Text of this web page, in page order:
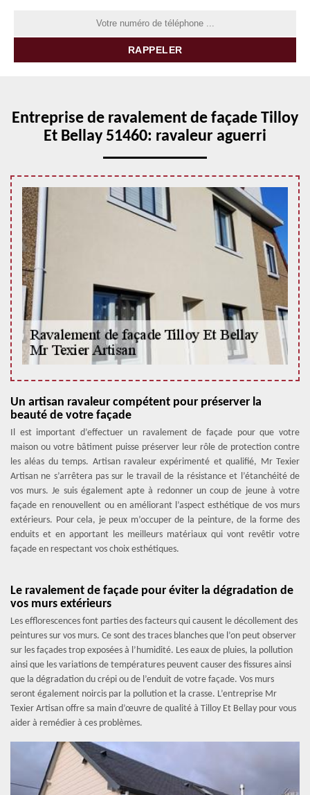
Entreprise de ravalement de façade Tilloy
Et Bellay 51460: ravaleur aguerri
Un artisan ravaleur compétent pour préserver la
beauté de votre façade
Il est important d’effectuer un ravalement de façade pour que votre
maison ou votre bâtiment puisse préserver leur rôle de protection contre
les aléas du temps. Artisan ravaleur expérimenté et qualifié, Mr Texier
Artisan ne s’arrêtera pas sur le travail de la résistance et l’étanchéité de
vos murs. Je suis également apte à redonner un coup de jeune à votre
façade en renouvellent ou en améliorant l’aspect esthétique de vos murs
extérieurs. Pour cela, je peux m’occuper de la peinture, de la forme des
enduits et en apportant les meilleurs matériaux qui vont revêtir votre
façade en respectant vos choix esthétiques.
Le ravalement de façade pour éviter la dégradation de
vos murs extérieurs
Les efflorescences font parties des facteurs qui causent le décollement des
peintures sur vos murs. Ce sont des traces blanches que l’on peut observer
sur les façades trop exposées à l’humidité. Les eaux de pluies, la pollution
ainsi que les variations de températures peuvent causer des fissures ainsi
que la dégradation du crépi ou de l’enduit de votre façade. Vos murs
seront également noircis par la pollution et la crasse. L’entreprise Mr
Texier Artisan offre sa main d’œuvre de qualité à Tilloy Et Bellay pour vous
aider à remédier à ces problèmes.